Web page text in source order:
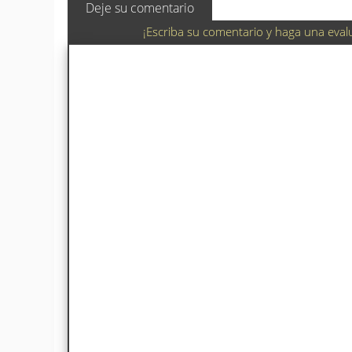
Deje su comentario
¡Escriba su comentario y haga una